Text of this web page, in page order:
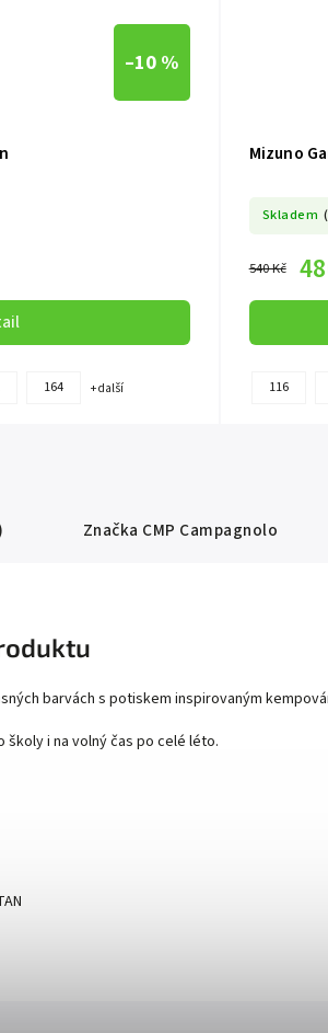
–10 %
164 + další
Mizuno
Skladem
540 Kč
116
Značka CMP Campagnolo
barvách s potiskem inspirovaným
i na volný čas po celé léto.